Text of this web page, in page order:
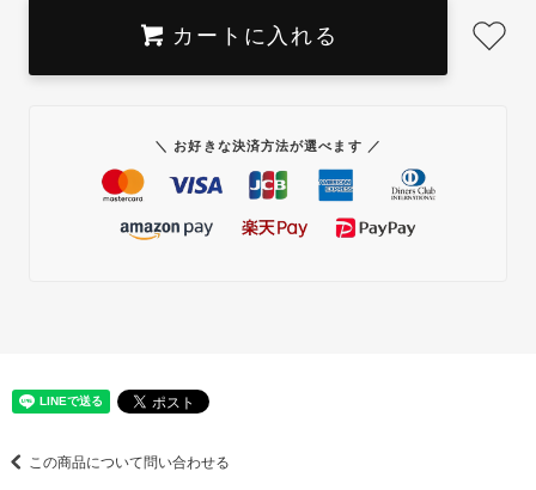
カートに入れる
＼ お好きな決済方法が選べます ／
この商品について問い合わせる